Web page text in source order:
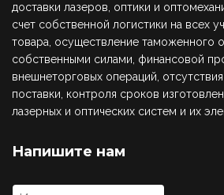
доставки лазеров, оптики и
счет собственной логистики на всех
товара, осуществление таможенного
собственными силами, финансовой
внешнеторговых операций,
поставки, контроля сроков
лазерных и оптических систем и их
Напишите нам